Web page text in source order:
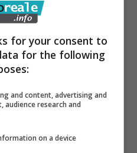
Milano,
di Milano,
Lodi e collegamenti
Lo scioperano è
e dei diritti dei
un confronto con
iniziative concrete
for your consent to
for the following
and content, advertising and
audience research and
on a device